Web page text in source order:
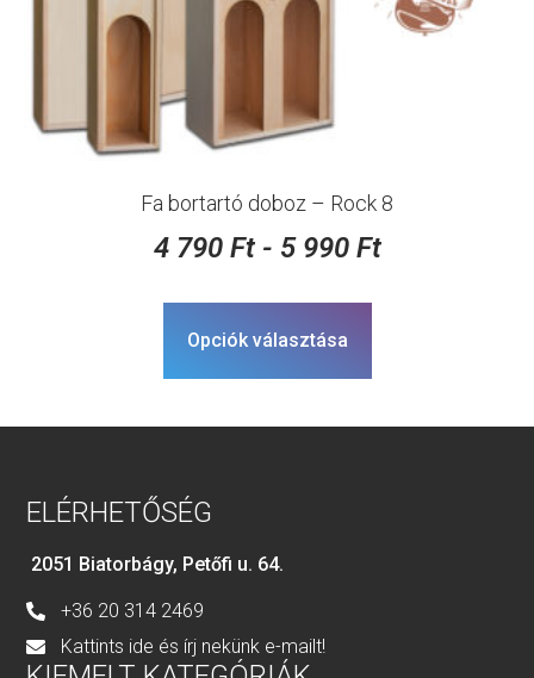
Fa bortartó doboz – Rock 8
4 790 Ft- 5 990 Ft
Opciók választása
ELÉRHETŐSÉG
2051 Biatorbágy, Petőfi u. 64.
+36 20 314 2469
Kattints ide és írj nekünk e-mailt!